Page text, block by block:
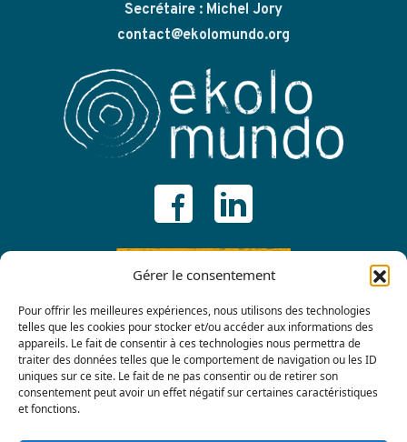
Gérer le consentement
Pour offrir les meilleures expériences, nous utilisons des technologies
telles que les cookies pour stocker et/ou accéder aux informations des
appareils. Le fait de consentir à ces technologies nous permettra de
traiter des données telles que le comportement de navigation ou les ID
uniques sur ce site. Le fait de ne pas consentir ou de retirer son
consentement peut avoir un effet négatif sur certaines caractéristiques
et fonctions.
Secrétaire : Michel Jory
contact@ekolomundo.org
ADHÉRER